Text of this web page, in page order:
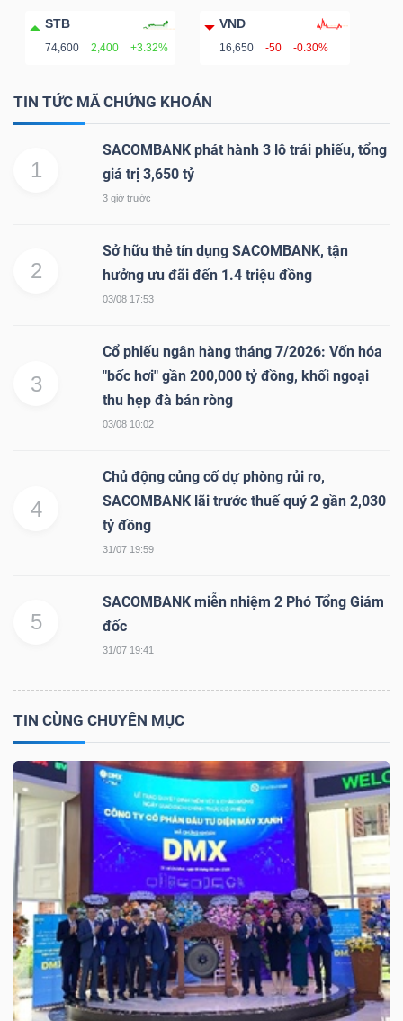
STB
74,600 2,400 +3.32%
VND
16,650 -50 -0.30%
TIN TỨC MÃ CHỨNG KHOÁN
1
SACOMBANK phát hành 3 lô trái phiếu, tổng
giá trị 3,650 tỷ
3 giờ trước
2
Sở hữu thẻ tín dụng SACOMBANK, tận
hưởng ưu đãi đến 1.4 triệu đồng
03/08 17:53
3
Cổ phiếu ngân hàng tháng 7/2026: Vốn hóa
"bốc hơi" gần 200,000 tỷ đồng, khối ngoại
thu hẹp đà bán ròng
03/08 10:02
4
Chủ động củng cố dự phòng rủi ro,
SACOMBANK lãi trước thuế quý 2 gần 2,030
tỷ đồng
31/07 19:59
5
SACOMBANK miễn nhiệm 2 Phó Tổng Giám
đốc
31/07 19:41
TIN CÙNG CHUYÊN MỤC
TÍCH
NGÀNH
NGHIỆP
TRÁI
PHIẾU
CÔNG
CỤ
TƯ
TRUY
XUẤT
DỮ